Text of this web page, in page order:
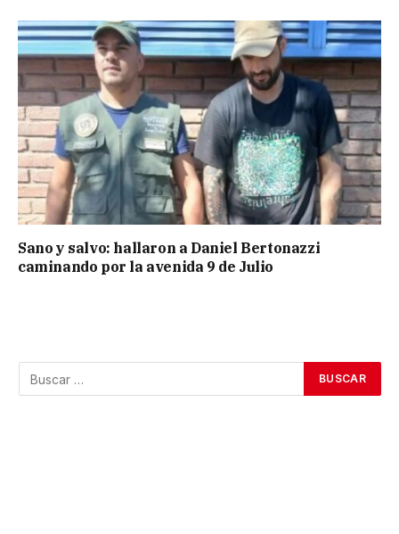
Sano y salvo: hallaron a Daniel Bertonazzi
caminando por la avenida 9 de Julio